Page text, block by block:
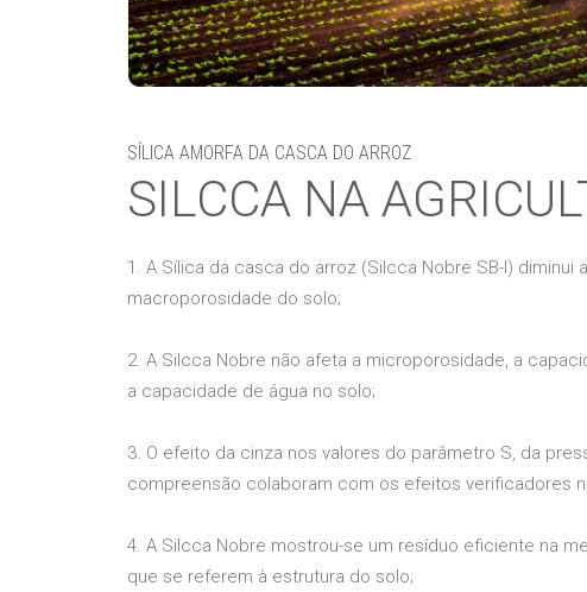
SÍLICA AMORFA DA CASCA DO ARROZ
SILCCA NA
1. A Sílica da casca do arroz (Silcca Nobre SB-I)
macroporosidade do solo;
2. A Silcca Nobre não afeta a microporosidade, a
a capacidade de água no solo;
3. O efeito da cinza nos valores do parâmetro S, da
compreensão colaboram com os efeitos verificadores
4. A Silcca Nobre mostrou-se um resíduo eficiente na
que se referem à estrutura do solo;